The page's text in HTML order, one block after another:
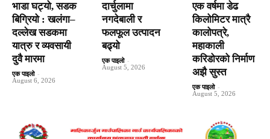
भाडा घट्यो, सडक
बिग्रियो : खलंगा–
दल्लेख सडकमा
यात्रु र व्यवसायी
दुवै मारमा
एक पाइलो -
August 6, 2026
दार्चुलामा
नगदेबाली र
फलफूल उत्पादन
बढ्यो
एक पाइलो -
August 5, 2026
एक वर्षमा डेढ
किलोमिटर मात्रै
कालोपत्रे,
महाकाली
करिडोरको निर्माण
अझै सुस्त
एक पाइलो -
August 5, 2026